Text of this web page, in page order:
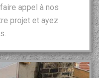
appel à nos
projet et ayez